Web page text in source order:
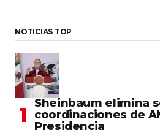
NOTICIAS TOP
Sheinbaum elimina
coordinaciones de
Presidencia